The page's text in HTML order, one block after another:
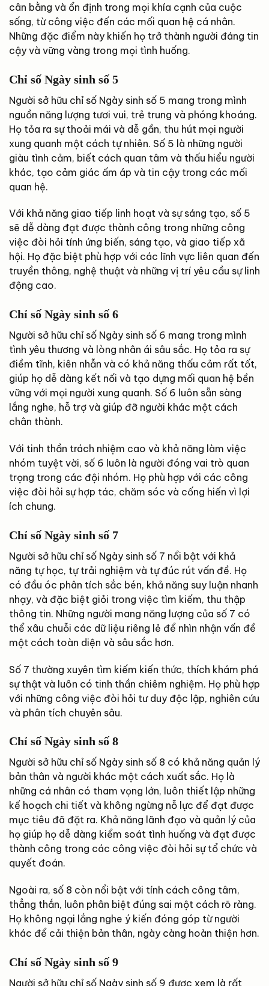
cân bằng và ổn định trong mọi khía cạnh của cuộc
sống, từ công việc đến các mối quan hệ cá nhân.
Những đặc điểm này khiến họ trở thành người đáng tin
cậy và vững vàng trong mọi tình huống.
Chỉ số Ngày sinh số 5
Người sở hữu chỉ số Ngày sinh số 5 mang trong mình
nguồn năng lượng tươi vui, trẻ trung và phóng khoáng.
Họ tỏa ra sự thoải mái và dễ gần, thu hút mọi người
xung quanh một cách tự nhiên. Số 5 là những người
giàu tình cảm, biết cách quan tâm và thấu hiểu người
khác, tạo cảm giác ấm áp và tin cậy trong các mối
quan hệ.
Với khả năng giao tiếp linh hoạt và sự sáng tạo, số 5
sẽ dễ dàng đạt được thành công trong những công
việc đòi hỏi tính ứng biến, sáng tạo, và giao tiếp xã
hội. Họ đặc biệt phù hợp với các lĩnh vực liên quan đến
truyền thông, nghệ thuật và những vị trí yêu cầu sự linh
động cao.
Chỉ số Ngày sinh số 6
Người sở hữu chỉ số Ngày sinh số 6 mang trong mình
tình yêu thương và lòng nhân ái sâu sắc. Họ tỏa ra sự
điềm tĩnh, kiên nhẫn và có khả năng thấu cảm rất tốt,
giúp họ dễ dàng kết nối và tạo dựng mối quan hệ bền
vững với mọi người xung quanh. Số 6 luôn sẵn sàng
lắng nghe, hỗ trợ và giúp đỡ người khác một cách
chân thành.
Với tinh thần trách nhiệm cao và khả năng làm việc
nhóm tuyệt vời, số 6 luôn là người đóng vai trò quan
trọng trong các đội nhóm. Họ phù hợp với các công
việc đòi hỏi sự hợp tác, chăm sóc và cống hiến vì lợi
ích chung.
Chỉ số Ngày sinh số 7
Người sở hữu chỉ số Ngày sinh số 7 nổi bật với khả
năng tự học, tự trải nghiệm và tự đúc rút vấn đề. Họ
có đầu óc phân tích sắc bén, khả năng suy luận nhanh
nhạy, và đặc biệt giỏi trong việc tìm kiếm, thu thập
thông tin. Những người mang năng lượng của số 7 có
thể xâu chuỗi các dữ liệu riêng lẻ để nhìn nhận vấn đề
một cách toàn diện và sâu sắc hơn.
Số 7 thường xuyên tìm kiếm kiến thức, thích khám phá
sự thật và luôn có tinh thần chiêm nghiệm. Họ phù hợp
với những công việc đòi hỏi tư duy độc lập, nghiên cứu
và phân tích chuyên sâu.
Chỉ số Ngày sinh số 8
Người sở hữu chỉ số Ngày sinh số 8 có khả năng quản lý
bản thân và người khác một cách xuất sắc. Họ là
những cá nhân có tham vọng lớn, luôn thiết lập những
kế hoạch chi tiết và không ngừng nỗ lực để đạt được
mục tiêu đã đặt ra. Khả năng lãnh đạo và quản lý của
họ giúp họ dễ dàng kiểm soát tình huống và đạt được
thành công trong các công việc đòi hỏi sự tổ chức và
quyết đoán.
Ngoài ra, số 8 còn nổi bật với tính cách công tâm,
thẳng thắn, luôn phân biệt đúng sai một cách rõ ràng.
Họ không ngại lắng nghe ý kiến đóng góp từ người
khác để cải thiện bản thân, ngày càng hoàn thiện hơn.
Chỉ số Ngày sinh số 9
Người sở hữu chỉ số Ngày sinh số 9 được xem là rất